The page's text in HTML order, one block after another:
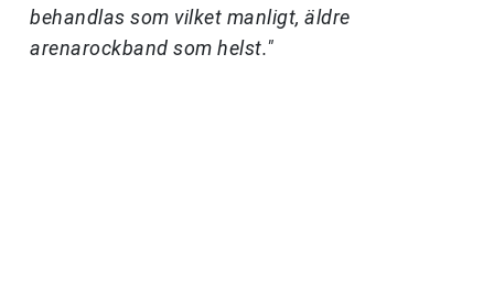
behandlas som vilket manligt, äldre
arenarockband som helst."